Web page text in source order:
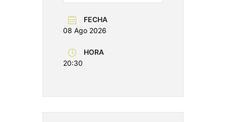
FECHA
08 Ago 2026
HORA
20:30